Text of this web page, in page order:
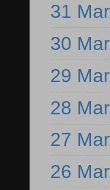
31 Mar
30 Mar
29 Mar
28 Mar
27 Mar
26 Mar